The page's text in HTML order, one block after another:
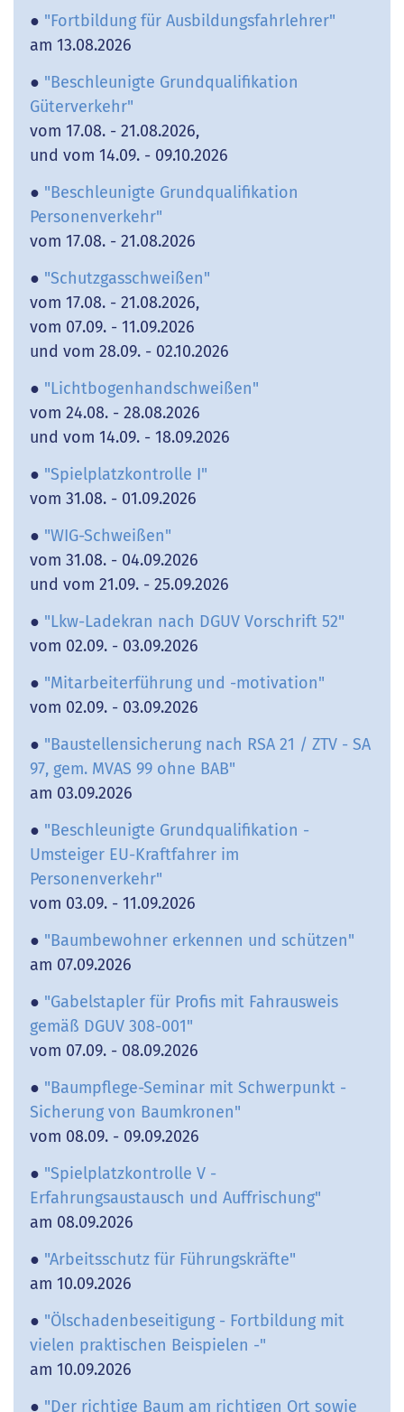
● "Fortbildung für Ausbildungsfahrlehrer"
am 13.08.2026
● "Beschleunigte Grundqualifikation
Güterverkehr"
vom 17.08. - 21.08.2026,
und vom 14.09. - 09.10.2026
● "Beschleunigte Grundqualifikation
Personenverkehr"
vom 17.08. - 21.08.2026
● "Schutzgasschweißen"
vom 17.08. - 21.08.2026,
vom 07.09. - 11.09.2026
und vom 28.09. - 02.10.2026
● "Lichtbogenhandschweißen"
vom 24.08. - 28.08.2026
und vom 14.09. - 18.09.2026
● "Spielplatzkontrolle I"
vom 31.08. - 01.09.2026
● "WIG-Schweißen"
vom 31.08. - 04.09.2026
und vom 21.09. - 25.09.2026
● "Lkw-Ladekran nach DGUV Vorschrift 52"
vom 02.09. - 03.09.2026
● "Mitarbeiterführung und -motivation"
vom 02.09. - 03.09.2026
● "Baustellensicherung nach RSA 21 / ZTV - SA
97, gem. MVAS 99 ohne BAB"
am 03.09.2026
● "Beschleunigte Grundqualifikation -
Umsteiger EU-Kraftfahrer im
Personenverkehr"
vom 03.09. - 11.09.2026
● "Baumbewohner erkennen und schützen"
am 07.09.2026
● "Gabelstapler für Profis mit Fahrausweis
gemäß DGUV 308-001"
vom 07.09. - 08.09.2026
● "Baumpflege-Seminar mit Schwerpunkt -
Sicherung von Baumkronen"
vom 08.09. - 09.09.2026
● "Spielplatzkontrolle V -
Erfahrungsaustausch und Auffrischung"
am 08.09.2026
● "Arbeitsschutz für Führungskräfte"
am 10.09.2026
● "Ölschadenbeseitigung - Fortbildung mit
vielen praktischen Beispielen -"
am 10.09.2026
● "Der richtige Baum am richtigen Ort sowie